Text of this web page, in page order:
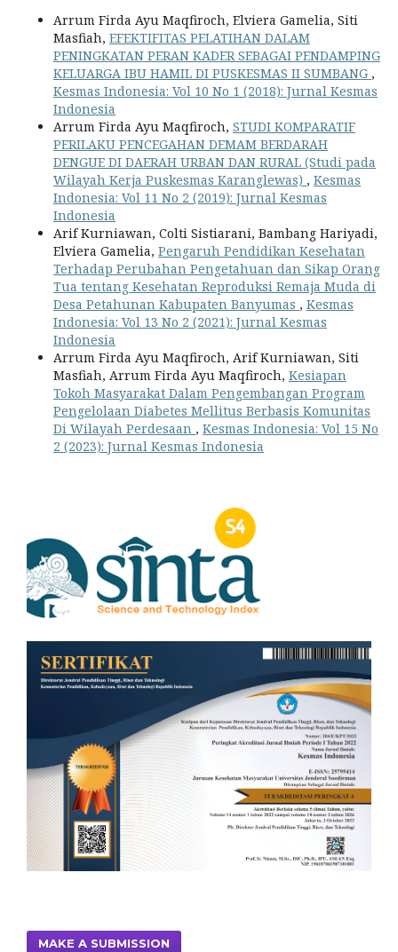
Arrum Firda Ayu Maqfiroch, Elviera Gamelia, Siti
Masfiah, EFEKTIFITAS PELATIHAN DALAM
PENINGKATAN PERAN KADER SEBAGAI PENDAMPING
KELUARGA IBU HAMIL DI PUSKESMAS II SUMBANG ,
Kesmas Indonesia: Vol 10 No 1 (2018): Jurnal Kesmas
Indonesia
Arrum Firda Ayu Maqfiroch, STUDI KOMPARATIF
PERILAKU PENCEGAHAN DEMAM BERDARAH
DENGUE DI DAERAH URBAN DAN RURAL (Studi pada
Wilayah Kerja Puskesmas Karanglewas) , Kesmas
Indonesia: Vol 11 No 2 (2019): Jurnal Kesmas
Indonesia
Arif Kurniawan, Colti Sistiarani, Bambang Hariyadi,
Elviera Gamelia, Pengaruh Pendidikan Kesehatan
Terhadap Perubahan Pengetahuan dan Sikap Orang
Tua tentang Kesehatan Reproduksi Remaja Muda di
Desa Petahunan Kabupaten Banyumas , Kesmas
Indonesia: Vol 13 No 2 (2021): Jurnal Kesmas
Indonesia
Arrum Firda Ayu Maqfiroch, Arif Kurniawan, Siti
Masfiah, Arrum Firda Ayu Maqfiroch, Kesiapan
Tokoh Masyarakat Dalam Pengembangan Program
Pengelolaan Diabetes Mellitus Berbasis Komunitas
Di Wilayah Perdesaan , Kesmas Indonesia: Vol 15 No
2 (2023): Jurnal Kesmas Indonesia
MAKE A SUBMISSION